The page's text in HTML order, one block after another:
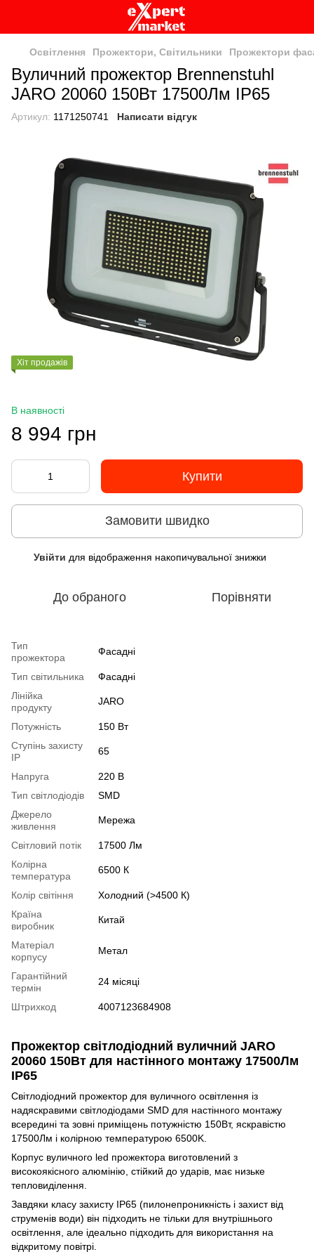
Освітлення Прожектори, Світильники Прожектори
Вуличний прожектор Brennenstuhl
JARO 20060 150Вт 17500Лм IP65
Артикул: 1171250741 Написати відгук
Хіт продажів
В наявності
8 994 грн
Купити
Замовити швидко
Увійти для відображення накопичувальної знижки
До обраного Порівняти
Тип
прожектора
Фасадні
Тип світильника
Фасадні
Лінійка
продукту
JARO
Потужність
150 Вт
Ступінь захисту
IP
65
Напруга
220 В
Тип світлодіодів
SMD
Джерело
живлення
Мережа
Світловий потік
17500 Лм
Колірна
температура
6500 К
Колір світіння
Холодний (>4500 К)
Країна
виробник
Китай
Матеріал
корпусу
Метал
Гарантійний
термін
24 місяці
Штрихкод 4007123684908
Прожектор світлодіодний вуличний JARO
20060 150Вт для настінного монтажу 17500Лм
IP65
Світлодіодний прожектор для вуличного освітлення із
надяскравими світлодіодами SMD для настінного монтажу
всередині та зовні приміщень потужністю 150Вт, яскравістю
17500Лм і колірною температурою 6500K.
Корпус вуличного led прожектора виготовлений з
високоякісного алюмінію, стійкий до ударів, має низьке
тепловиділення.
Завдяки класу захисту IP65 (пилонепроникність і захист від
струменів води) він підходить не тільки для внутрішнього
освітлення, але ідеально підходить для використання на
відкритому повітрі.